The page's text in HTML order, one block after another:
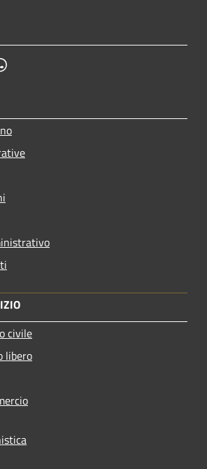
civile
libero